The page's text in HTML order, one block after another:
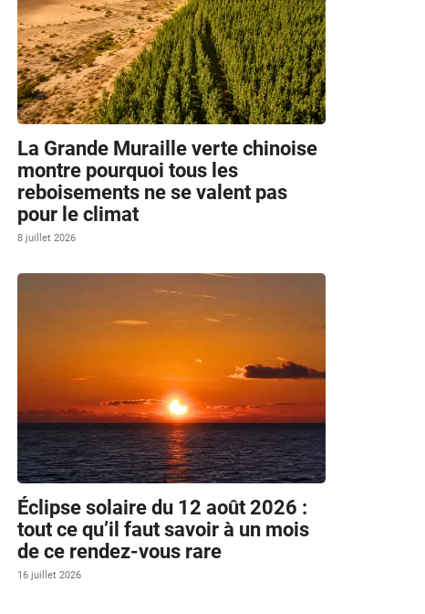
La Grande Muraille verte chinoise
montre pourquoi tous les
reboisements ne se valent pas
pour le climat
8 juillet 2026
Éclipse solaire du 12 août 2026 :
tout ce qu’il faut savoir à un mois
de ce rendez-vous rare
16 juillet 2026